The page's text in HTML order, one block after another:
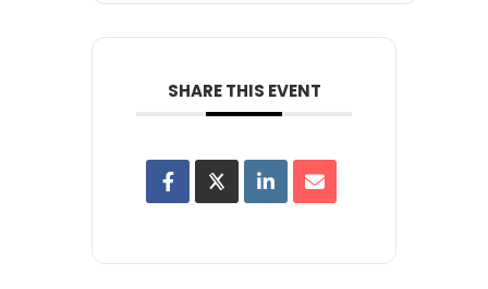
SHARE THIS EVENT